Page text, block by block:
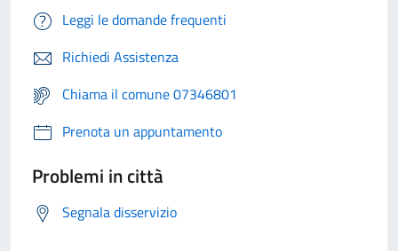
Leggi le domande frequenti
Richiedi Assistenza
Chiama il comune 07346801
Prenota un appuntamento
Problemi in città
Segnala disservizio